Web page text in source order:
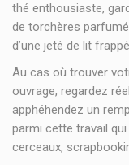
thé enthousiaste,
de torchères
d’une jeté de lit
Au cas où trouver
ouvrage, regardez
apphéhendez un
parmi cette travail
cerceaux,